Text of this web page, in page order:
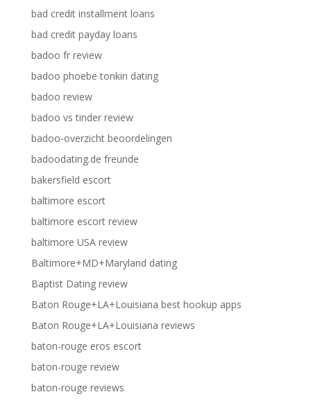
bad credit installment loans
bad credit payday loans
badoo fr review
badoo phoebe tonkin dating
badoo review
badoo vs tinder review
badoo-overzicht beoordelingen
badoodating.de freunde
bakersfield escort
baltimore escort
baltimore escort review
baltimore USA review
Baltimore+MD+Maryland dating
Baptist Dating review
Baton Rouge+LA+Louisiana best hookup apps
Baton Rouge+LA+Louisiana reviews
baton-rouge eros escort
baton-rouge review
baton-rouge reviews